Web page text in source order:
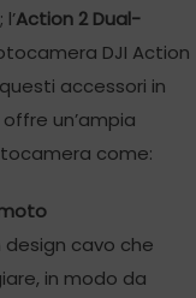
Action 2 Dual-
DJI Action
accessori in
un’ampia
come:
design cavo che
in modo da